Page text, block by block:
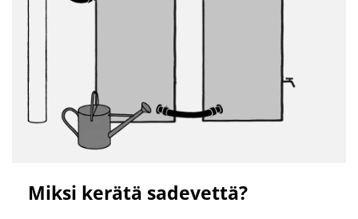
Miksi kerätä sadevettä?